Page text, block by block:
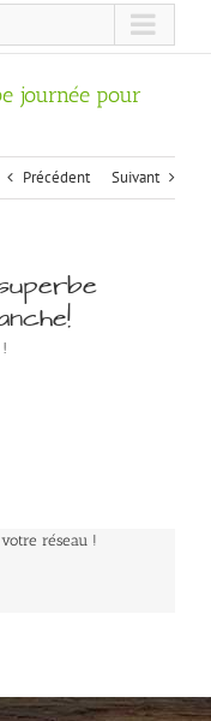
Précédent Suivant
réseau !